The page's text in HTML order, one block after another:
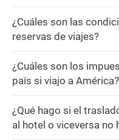
¿Cuáles son las
reservas de viajes?
¿Cuáles son los
país si viajo a América?
¿Qué hago si el
al hotel o viceversa no